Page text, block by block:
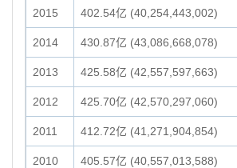
2015 402.54亿 (40,254,443,002)
2014 430.87亿 (43,086,668,078)
2013 425.58亿 (42,557,597,663)
2012 425.70亿 (42,570,297,060)
2011 412.72亿 (41,271,904,854)
2010 405.57亿 (40,557,013,588)